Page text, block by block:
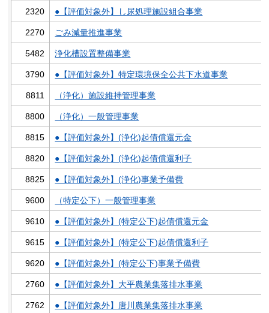
2320 ●【評価対象外】し尿処理施設組合事業
2270 ごみ減量推進事業
5482 浄化槽設置整備事業
3790 ●【評価対象外】特定環境保全公共下水道事業
8811 （浄化）施設維持管理事業
8800 （浄化）一般管理事業
8815 ●【評価対象外】(浄化)起債償還元金
8820 ●【評価対象外】(浄化)起債償還利子
8825 ●【評価対象外】(浄化)事業予備費
9600 （特定公下）一般管理事業
9610 ●【評価対象外】(特定公下)起債償還元金
9615 ●【評価対象外】(特定公下)起債償還利子
9620 ●【評価対象外】(特定公下)事業予備費
2760 ●【評価対象外】大平農業集落排水事業
2762 ●【評価対象外】唐川農業集落排水事業